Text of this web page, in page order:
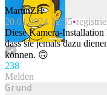
Beitrag melden
MartinZH
20.01.2024 22:55
Diese Kamera-
dass sie jemals dazu
können. 🙃
238
Melden